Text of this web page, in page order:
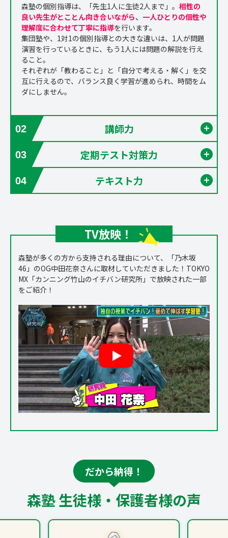
森塾の個別指導は、「先生1人に生徒2人まで」。 相性の
良い先生がとことん向き合いながら、一人ひとりの個性や
理解度に合わせて丁寧に指導を行います。
集団塾や、1対1の個別指導との大きな違いは、1人が問題
演習を行っているときに、もう1人には問題の解説を行え
ること。
それぞれが「教わること」と「自分で考える・解く」を交
互に行えるので、バランス良く学習が進められ、時間をム
ダにしません。
02 講師力
03 定期テスト対策力
04 テキスト力
TV放映！
森塾が多くの方から支持される理由について、「乃木坂
46」のOG中田花奈さんに取材していただきました！TOKYO
MX「カンニング竹山のイチバン研究所」で放映された一部
をご紹介！
だから納得！
森塾 生徒様・保護者様の声